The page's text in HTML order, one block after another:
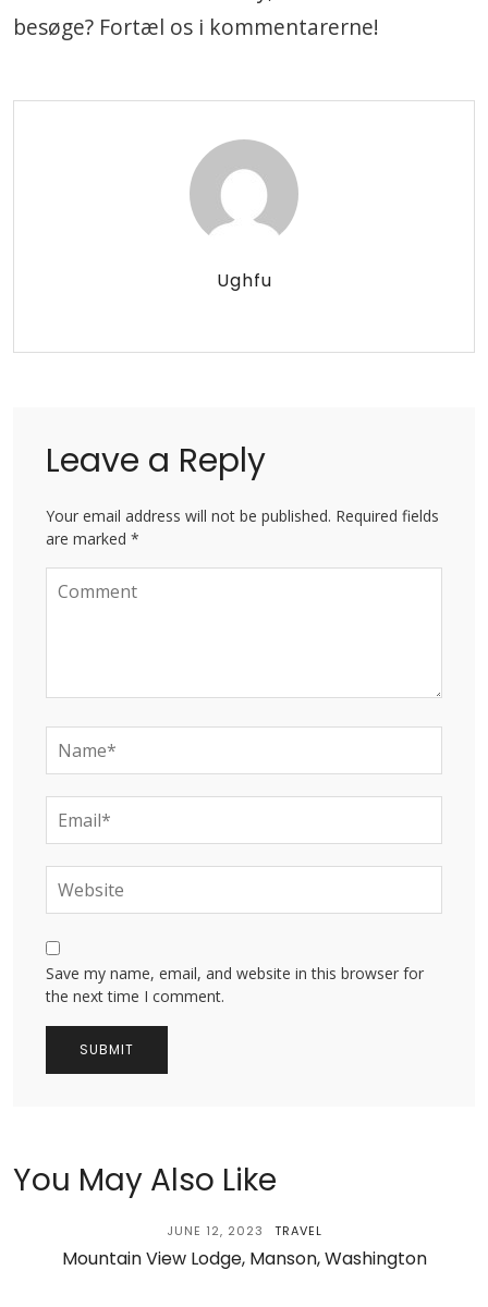
besøge? Fortæl os i kommentarerne!
Ughfu
Leave a Reply
Your email address will not be published. Required fields
are marked *
Save my name, email, and website in this browser for
the next time I comment.
You May Also Like
JUNE 12, 2023 TRAVEL
Mountain View Lodge, Manson, Washington